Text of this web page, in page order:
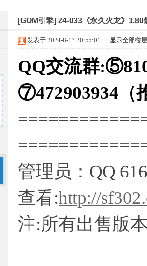
›
[GOM引擎] 24-033《永久火龙》1.80
发表于 2024-8-17 20:55:01 | 显示全部楼层
QQ交流群
⑦472903934（
管理员：QQ
查看:http://
注:所有出售版